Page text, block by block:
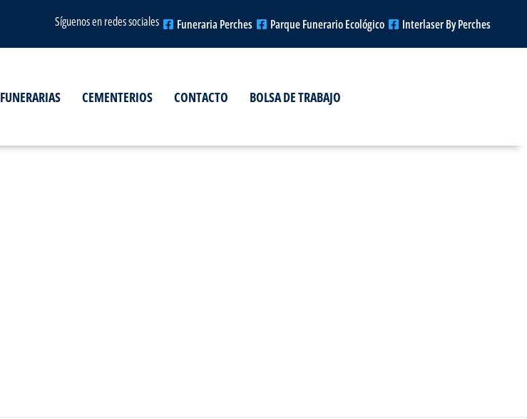
Síguenos en redes sociales Funeraria Perches Parque Funerario Ecológico Interlaser By Perches
FUNERARIAS CEMENTERIOS CONTACTO BOLSA DE TRABAJO